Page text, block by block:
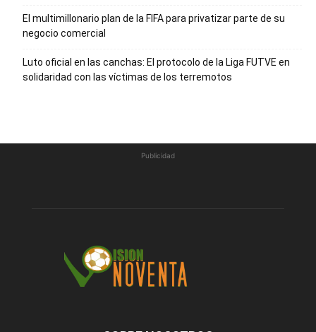
El multimillonario plan de la FIFA para privatizar parte de su
negocio comercial
Luto oficial en las canchas: El protocolo de la Liga FUTVE en
solidaridad con las víctimas de los terremotos
Publicidad